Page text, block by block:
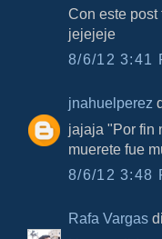
Con este post
jejejeje
8/6/12 3:41
jnahuelperez
jajaja "Por fin
muerete fue
8/6/12 3:48
Rafa Vargas